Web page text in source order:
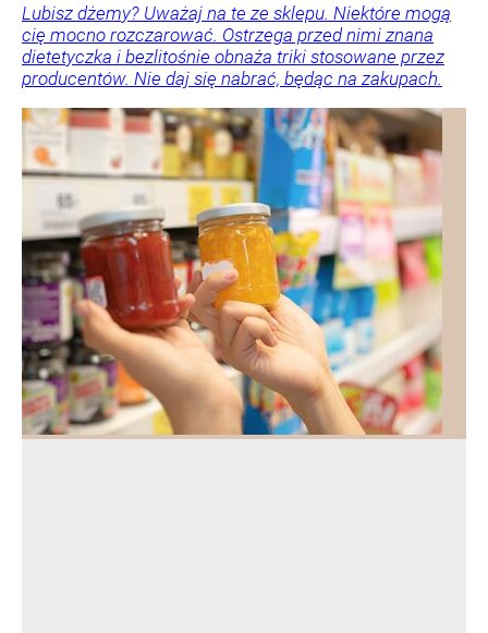
Lubisz dżemy? Uważaj na te ze sklepu. Niektóre mogą
cię mocno rozczarować. Ostrzega przed nimi znana
dietetyczka i bezlitośnie obnaża triki stosowane przez
producentów. Nie daj się nabrać, będąc na zakupach.